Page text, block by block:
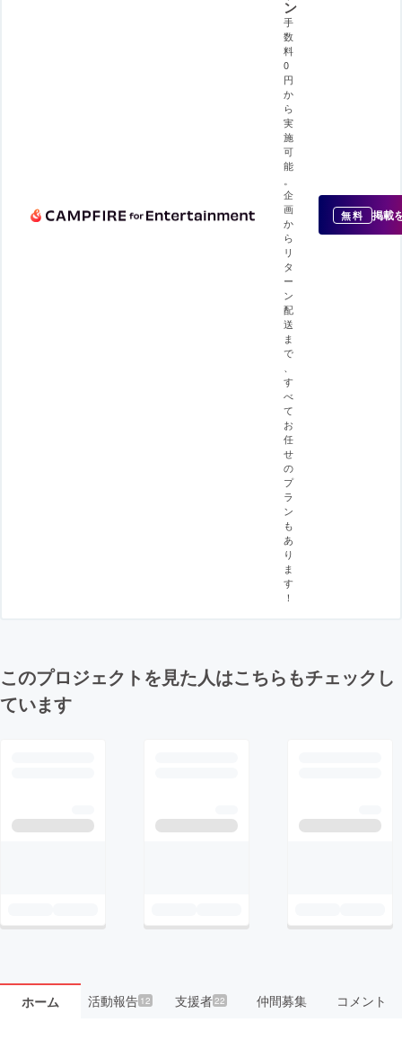
ン
手
数
料
0
円
か
ら
実
施
可
能
。
企
画
か
ら
リ
タ
ー
ン
配
送
ま
で
、
す
べ
て
お
任
せ
の
プ
ラ
ン
も
あ
り
ま
す
！
無料 掲載
このプロジェクトを見た人はこちらもチェックし
ています
ホーム 活動報告12 支援者22 仲間募集 コメント